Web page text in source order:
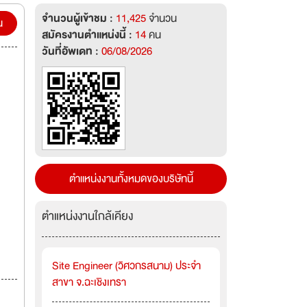
จำนวนผู้เข้าชม : 11,425จำนวน
สมัครงานตำแหน่งนี้ : 14คน
วันที่อัพเดท :06/08/2026
ตำแหน่งงานทั้งหมดของบริษัทนี้
ตำแหน่งงานใกล้เคียง
Site Engineer (วิศวกรสนาม) ประจำ
สาขา จ.ฉะเชิงเทรา